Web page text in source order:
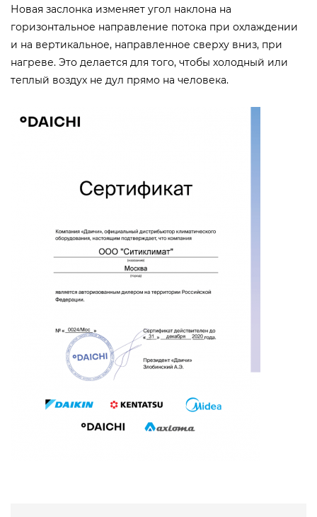
Новая заслонка изменяет угол наклона на
горизонтальное направление потока при охлаждении
и на вертикальное, направленное сверху вниз, при
нагреве. Это делается для того, чтобы холодный или
теплый воздух не дул прямо на человека.